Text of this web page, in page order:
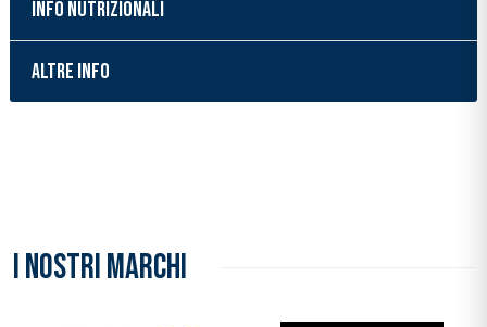
INFO NUTRIZIONALI
ALTRE INFO
I NOSTRI MARCHI